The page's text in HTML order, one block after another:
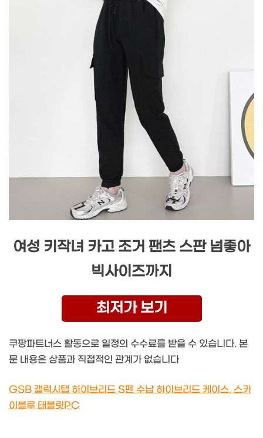
여성 키작녀 카고 조거 팬츠 스판 넘좋아
빅사이즈까지
최저가 보기
쿠팡파트너스 활동으로 일정의 수수료를 받을 수 있습니다. 본
문 내용은 상품과 직접적인 관계가 없습니다
GSB 갤럭시탭 하이브리드 S펜 수납 하이브리드 케이스, 스카
이블루 태블릿PC